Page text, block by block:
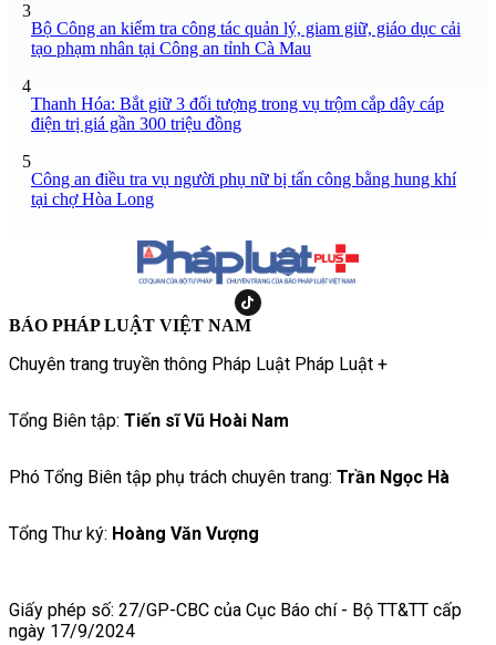
3
Bộ Công an kiểm tra công tác quản lý, giam giữ, giáo dục cải
tạo phạm nhân tại Công an tỉnh Cà Mau
4
Thanh Hóa: Bắt giữ 3 đối tượng trong vụ trộm cắp dây cáp
điện trị giá gần 300 triệu đồng
5
Công an điều tra vụ người phụ nữ bị tấn công bằng hung khí
tại chợ Hòa Long
BÁO PHÁP LUẬT VIỆT NAM
Chuyên trang truyền thông Pháp Luật Pháp Luật +
Tổng Biên tập: Tiến sĩ Vũ Hoài Nam
Phó Tổng Biên tập phụ trách chuyên trang: Trần Ngọc Hà
Tổng Thư ký: Hoàng Văn Vượng
Giấy phép số: 27/GP-CBC của Cục Báo chí - Bộ TT&TT cấp
ngày 17/9/2024